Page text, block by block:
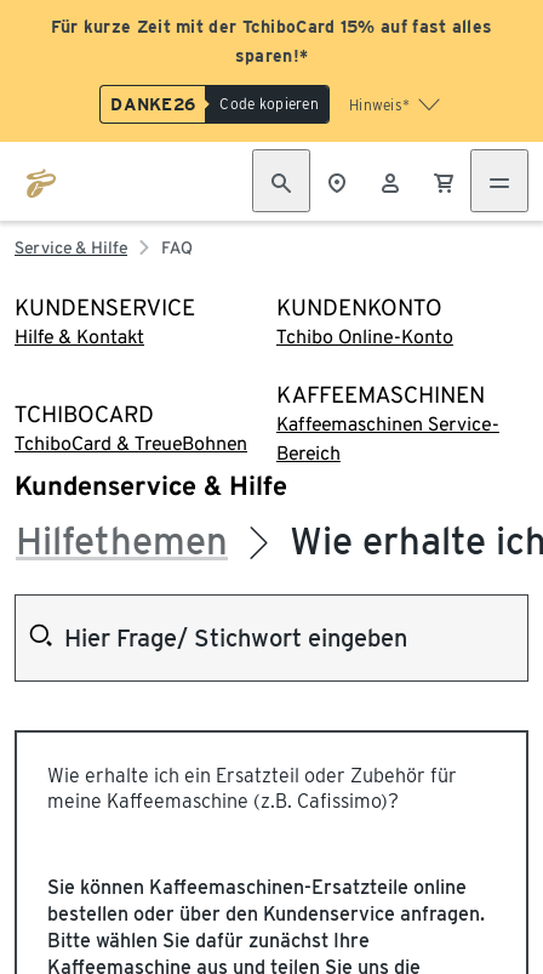
Für kurze Zeit mit der TchiboCard 15% auf fast alles
sparen!*
DANKE26 Code kopieren Hinweis*
Service & Hilfe FAQ
KUNDENSERVICE
Hilfe & Kontakt
KUNDENKONTO
Tchibo Online-Konto
TCHIBOCARD
TchiboCard & TreueBohnen
KAFFEEMASCHINEN
Kaffeemaschinen Service-
Bereich
Kundenservice & Hilfe
Hilfethemen Wie erhalte
Wie erhalte ich ein Ersatzteil oder Zubehör für
meine Kaffeemaschine (z.B. Cafissimo)?
Sie können Kaffeemaschinen-Ersatzteile online
bestellen oder über den Kundenservice anfragen.
Bitte wählen Sie dafür zunächst Ihre
Kaffeemaschine aus und teilen Sie uns die